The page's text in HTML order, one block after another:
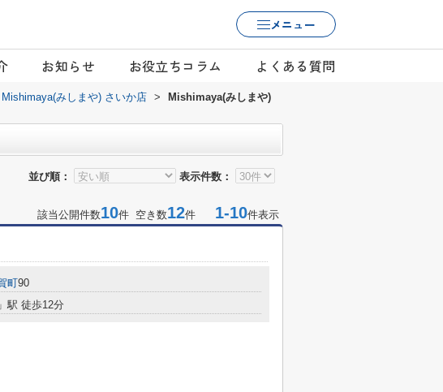
メニュー
お知らせ お役立ちコラム よくある質問
Mishimaya(みしまや) さいか店 >
Mishimaya(みしまや)
並び順： 表示件数：
該当公開件数10件 空き数12件 1-10件表示
町90
」駅 徒歩12分